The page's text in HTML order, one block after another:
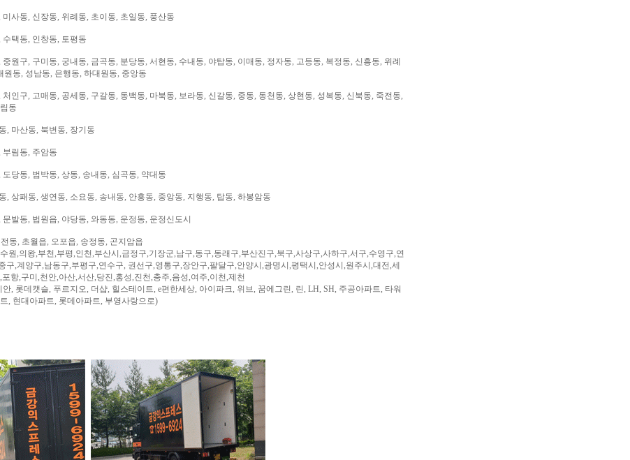
사동, 신장동, 위례동, 초이동, 초일동, 풍산동
택동, 인창동, 토평동
원구, 구미동, 궁내동, 금곡동, 분당동, 서현동, 수내동, 야탑동, 이매동, 정자동, 고등동, 복정동, 신흥동, 위례
원동, 성남동, 은행동, 하대원동, 중앙동
인구, 고매동, 공세동, 구갈동, 동백동, 마북동, 보라동, 신갈동, 중동, 동천동, 상현동, 성복동, 신북동, 죽전동,
동
, 마산동, 북변동, 장기동
림동, 주암동
당동, 범박동, 상동, 송내동, 심곡동, 약대동
, 상패동, 생연동, 소요동, 송내동, 안흥동, 중앙동, 지행동, 탑동, 하봉암동
발동, 법원읍, 야당동, 와동동, 운정동, 운정신도시
동, 초월읍, 오포읍, 송정동, 곤지암읍
원,의왕,부천,부평,인천,부산시,금정구,기장군,남구,동구,동래구,부산진구,북구,사상구,사하구,서구,수영구,연
구,계양구,남동구,부평구,연수구, 권선구,영통구,장안구,팔달구,안양시,광명시,평택시,안성시,원주시,대전,세
항,구미,천안,아산,서산,당진,홍성,진천,충주,음성,여주,이천,제천
, 롯데캣슬, 푸르지오, 더샵, 힐스테이트, e편한세상, 아이파크, 위브, 꿈에그린, 린, LH, SH, 주공아파트, 타워
, 현대아파트, 롯데아파트, 부영사랑으로)